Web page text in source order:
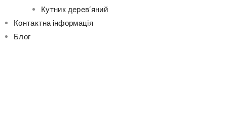
Кутник дерев’яний
Контактна інформація
Блог